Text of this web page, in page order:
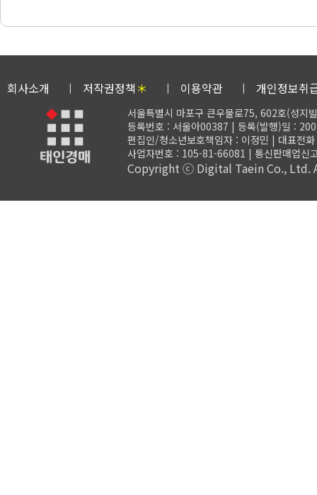
회사소개 저작권정책 ＊ 이용약관 개인정보취
서울특별시 마포구 큰우물로75, 602호(성지
등록번호 : 서울아00387 | 등록(발행)일 :
편집인/청소년보호책임자 : 이정민 | 대표
사업자번호 : 105-81-66081 | 통신판매업
Copyright ⓒ Digital Taein Co., Ltd.